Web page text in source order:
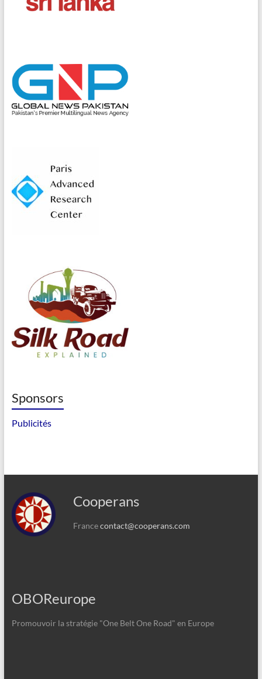
Sponsors
Publicités
Cooperans
Francecontact@cooperans.com
OBOReurope
Promouvoir la stratégie "One Belt One Road" en Europe